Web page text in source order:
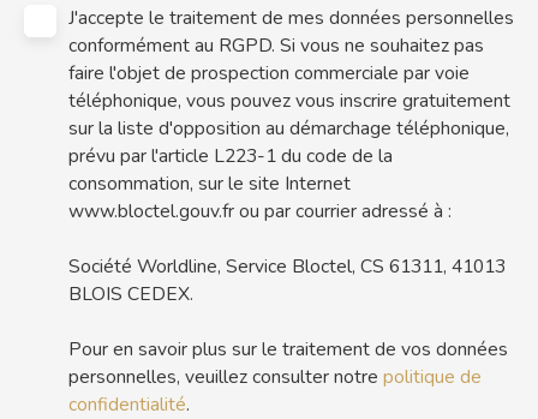
J'accepte le traitement de mes données personnelles
conformément au RGPD. Si vous ne souhaitez pas
faire l'objet de prospection commerciale par voie
téléphonique, vous pouvez vous inscrire gratuitement
sur la liste d'opposition au démarchage téléphonique,
prévu par l'article L223-1 du code de la
consommation, sur le site Internet
www.bloctel.gouv.fr ou par courrier adressé à :
Société Worldline, Service Bloctel, CS 61311, 41013
BLOIS CEDEX.
Pour en savoir plus sur le traitement de vos données
personnelles, veuillez consulter notre politique de
confidentialité.